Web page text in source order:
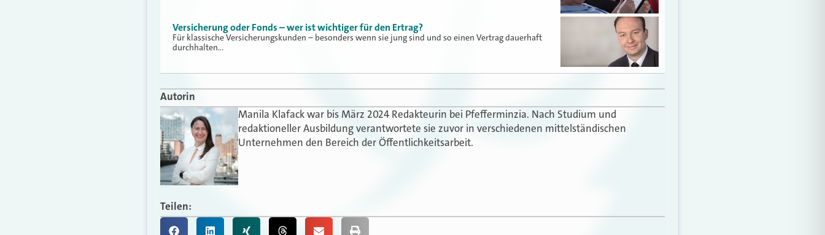
Versicherung oder Fonds – wer ist wichtiger für den Ertrag?
Für klassische Versicherungskunden – besonders wenn sie jung sind und so einen Vertrag dauerhaft
durchhalten…
Autorin
Manila Klafack war bis März 2024 Redakteurin bei Pfefferminzia. Nach Studium und
redaktioneller Ausbildung verantwortete sie zuvor in verschiedenen mittelständischen
Unternehmen den Bereich der Öffentlichkeitsarbeit.
Teilen: